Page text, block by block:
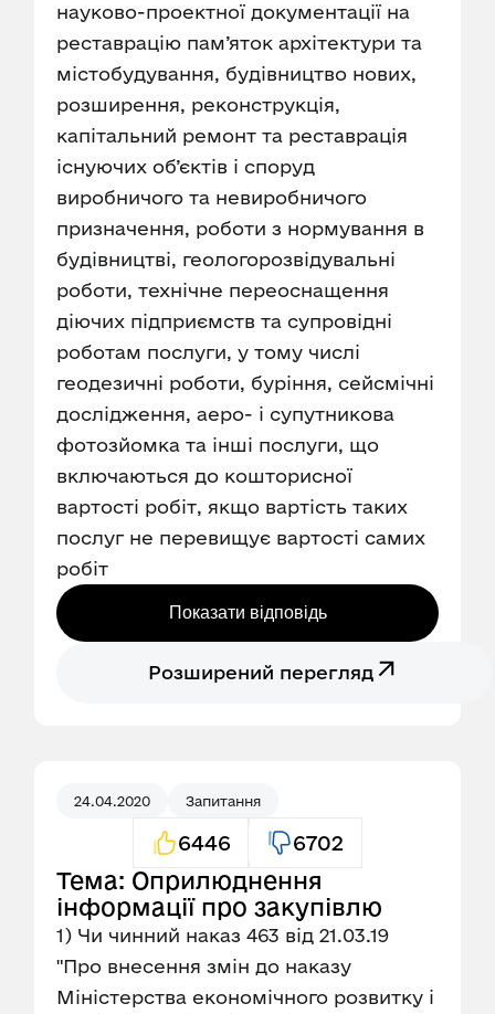
науково-проектної документації на
реставрацію пам’яток архітектури та
містобудування, будівництво нових,
розширення, реконструкція,
капітальний ремонт та реставрація
існуючих об’єктів і споруд
виробничого та невиробничого
призначення, роботи з нормування в
будівництві, геологорозвідувальні
роботи, технічне переоснащення
діючих підприємств та супровідні
роботам послуги, у тому числі
геодезичні роботи, буріння, сейсмічні
дослідження, аеро- і супутникова
фотозйомка та інші послуги, що
включаються до кошторисної
вартості робіт, якщо вартість таких
послуг не перевищує вартості самих
робіт
Показати відповідь
Розширений перегляд
24.04.2020 Запитання
6446 6702
Тема: Оприлюднення
інформації про закупівлю
1) Чи чинний наказ 463 від 21.03.19
"Про внесення змін до наказу
Міністерства економічного розвитку і